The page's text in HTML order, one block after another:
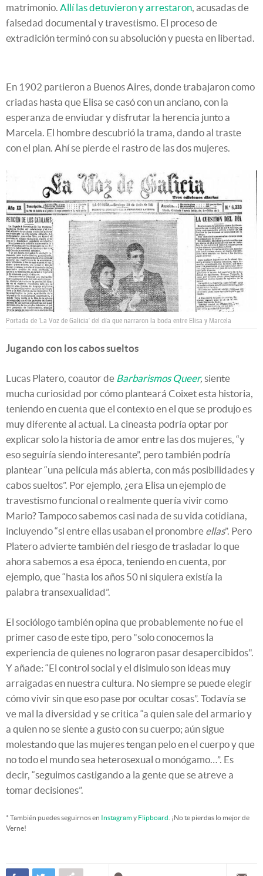
matrimonio. Allí las detuvieron y arrestaron, acusadas de
falsedad documental y travestismo. El proceso de
extradición terminó con su absolución y puesta en libertad.
En 1902 partieron a Buenos Aires, donde trabajaron como
criadas hasta que Elisa se casó con un anciano, con la
esperanza de enviudar y disfrutar la herencia junto a
Marcela. El hombre descubrió la trama, dando al traste
con el plan. Ahí se pierde el rastro de las dos mujeres.
Portada de 'La Voz de Galicia' del día que narraron la boda entre Elisa y Marcela
Jugando con los cabos sueltos
Lucas Platero, coautor de Barbarismos Queer, siente
mucha curiosidad por cómo planteará Coixet esta historia,
teniendo en cuenta que el contexto en el que se produjo es
muy diferente al actual. La cineasta podría optar por
explicar solo la historia de amor entre las dos mujeres, “y
eso seguiría siendo interesante”, pero también podría
plantear “una película más abierta, con más posibilidades y
cabos sueltos”. Por ejemplo, ¿era Elisa un ejemplo de
travestismo funcional o realmente quería vivir como
Mario? Tampoco sabemos casi nada de su vida cotidiana,
incluyendo “si entre ellas usaban el pronombre ellas”. Pero
Platero advierte también del riesgo de trasladar lo que
ahora sabemos a esa época, teniendo en cuenta, por
ejemplo, que “hasta los años 50 ni siquiera existía la
palabra transexualidad”.
El sociólogo también opina que probablemente no fue el
primer caso de este tipo, pero "solo conocemos la
experiencia de quienes no lograron pasar desapercibidos".
Y añade: “El control social y el disimulo son ideas muy
arraigadas en nuestra cultura. No siempre se puede elegir
cómo vivir sin que eso pase por ocultar cosas”. Todavía se
ve mal la diversidad y se critica “a quien sale del armario y
a quien no se siente a gusto con su cuerpo; aún sigue
molestando que las mujeres tengan pelo en el cuerpo y que
no todo el mundo sea heterosexual o monógamo…”. Es
decir, “seguimos castigando a la gente que se atreve a
tomar decisiones”.
* También puedes seguirnos en Instagramy Flipboard . ¡No te pierdas lo mejor de
Verne!